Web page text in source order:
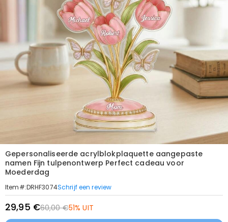
Gepersonaliseerde acrylblokplaquette aangepaste
namen Fijn tulpenontwerp Perfect cadeau voor
Moederdag
Item#:DRHF3074Schrijf een review
29,95 €60,00 €51% UIT